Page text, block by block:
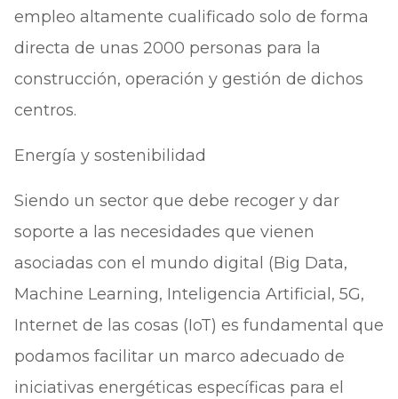
empleo altamente cualificado solo de forma
directa de unas 2000 personas para la
construcción, operación y gestión de dichos
centros.
Energía y sostenibilidad
Siendo un sector que debe recoger y dar
soporte a las necesidades que vienen
asociadas con el mundo digital (Big Data,
Machine Learning, Inteligencia Artificial, 5G,
Internet de las cosas (IoT) es fundamental que
podamos facilitar un marco adecuado de
iniciativas energéticas específicas para el